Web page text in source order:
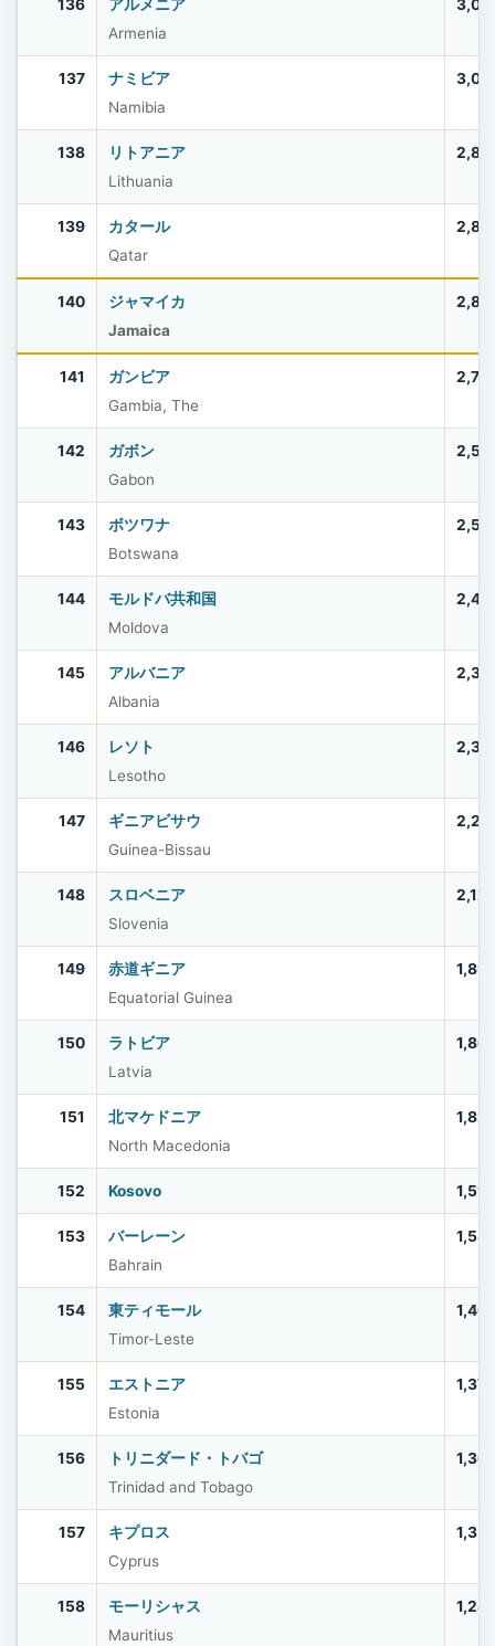
136
アルメニア
Armenia
137
ナミビア
Namibia
138
リトアニア
Lithuania
139
カタール
Qatar
140
ジャマイカ
Jamaica
141
ガンビア
Gambia, The
142
ガボン
Gabon
143
ボツワナ
Botswana
144
モルドバ共和国
Moldova
145
アルバニア
Albania
146
レソト
Lesotho
147
ギニアビサウ
Guinea-Bissau
148
スロベニア
Slovenia
149
赤道ギニア
Equatorial Guinea
150
ラトビア
Latvia
151
北マケドニア
North Macedonia
152 Kosovo
153
バーレーン
Bahrain
154
東ティモール
Timor-Leste
155
エストニア
Estonia
156
トリニダード・トバゴ
Trinidad and Tobago
157
キプロス
Cyprus
158
モーリシャス
Mauritius